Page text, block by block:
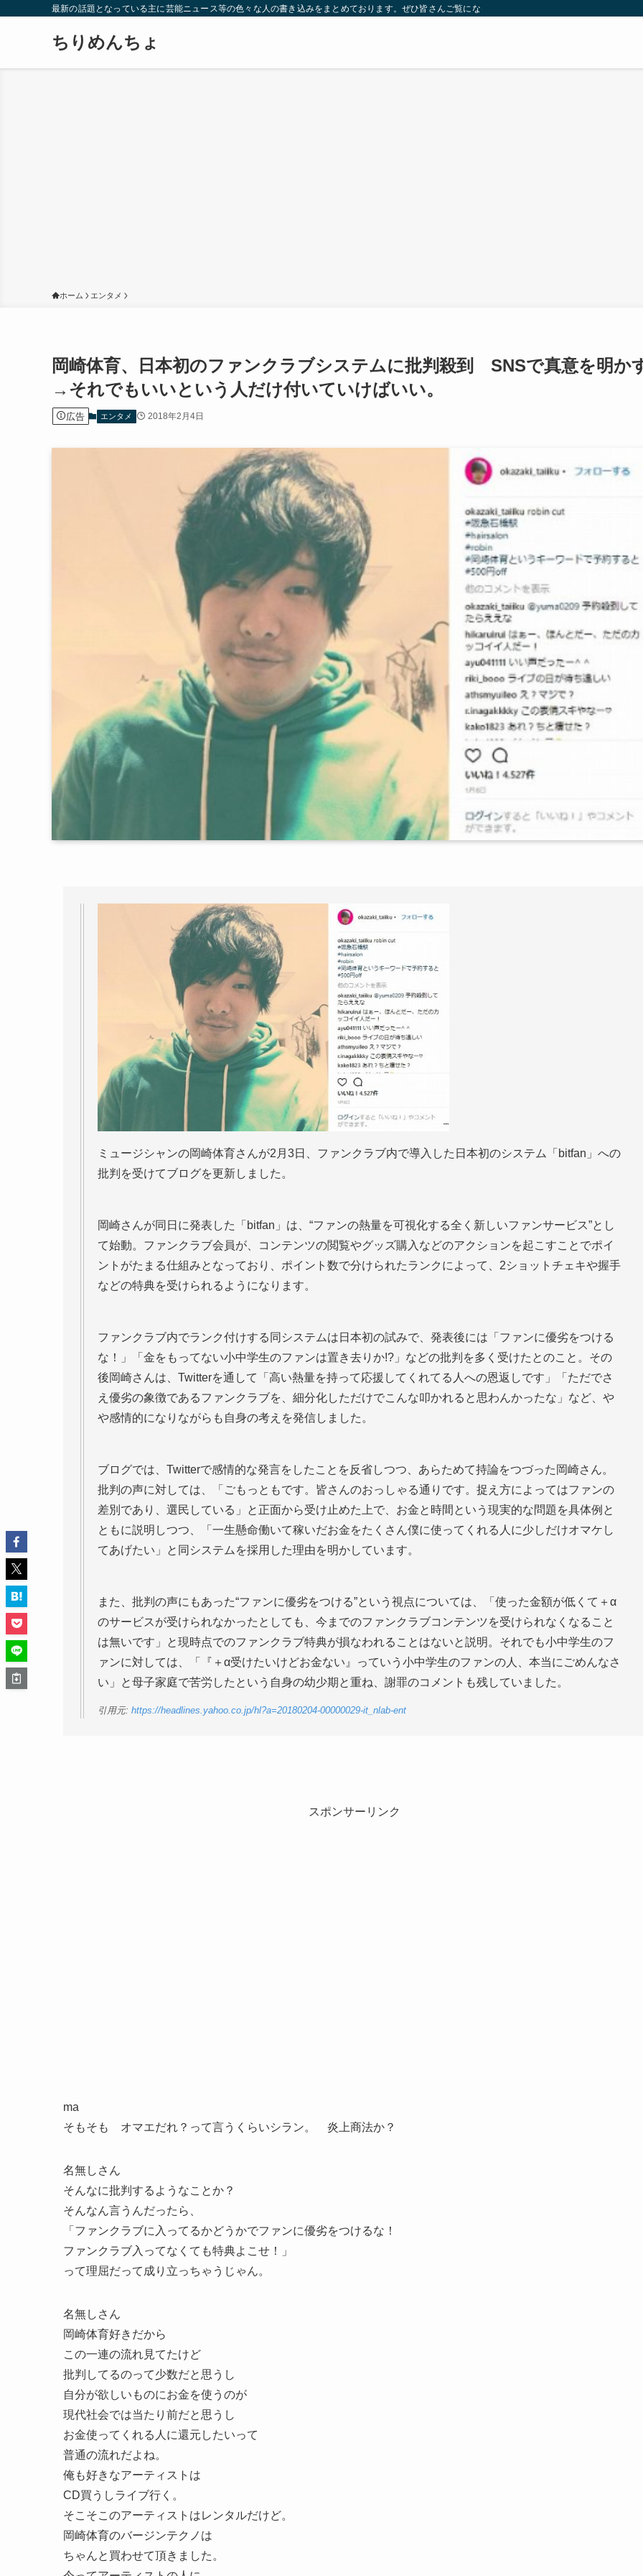
最新の話題となっている主に芸能ニュース等の色々な人の書き込みをまとめております。ぜひ皆さんご覧になっていってください。
ちりめんちょ
ホーム エンタメ
岡崎体育、日本初のファンクラブシステムに批判殺到 SNSで真意を明か
→それでもいいという人だけ付いていけばいい。
広告 エンタメ 2018年2月4日
ミュージシャンの岡崎体育さんが2月3日、ファンクラブ内で導入した日本初のシステム「bitfan」への
批判を受けてブログを更新しました。
岡崎さんが同日に発表した「bitfan」は、“ファンの熱量を可視化する全く新しいファンサービス”とし
て始動。ファンクラブ会員が、コンテンツの閲覧やグッズ購入などのアクションを起こすことでポイ
ントがたまる仕組みとなっており、ポイント数で分けられたランクによって、2ショットチェキや握手
などの特典を受けられるようになります。
ファンクラブ内でランク付けする同システムは日本初の試みで、発表後には「ファンに優劣をつける
な！」「金をもってない小中学生のファンは置き去りか!?」などの批判を多く受けたとのこと。その
後岡崎さんは、Twitterを通して「高い熱量を持って応援してくれてる人への恩返しです」「ただでさ
え優劣の象徴であるファンクラブを、細分化しただけでこんな叩かれると思わんかったな」など、や
や感情的になりながらも自身の考えを発信しました。
ブログでは、Twitterで感情的な発言をしたことを反省しつつ、あらためて持論をつづった岡崎さん。
批判の声に対しては、「ごもっともです。皆さんのおっしゃる通りです。捉え方によってはファンの
差別であり、選民している」と正面から受け止めた上で、お金と時間という現実的な問題を具体例と
ともに説明しつつ、「一生懸命働いて稼いだお金をたくさん僕に使ってくれる人に少しだけオマケし
てあげたい」と同システムを採用した理由を明かしています。
また、批判の声にもあった“ファンに優劣をつける”という視点については、「使った金額が低くて＋α
のサービスが受けられなかったとしても、今までのファンクラブコンテンツを受けられなくなること
は無いです」と現時点でのファンクラブ特典が損なわれることはないと説明。それでも小中学生のフ
ァンに対しては、「『＋α受けたいけどお金ない』っていう小中学生のファンの人、本当にごめんなさ
い」と母子家庭で苦労したという自身の幼少期と重ね、謝罪のコメントも残していました。
引用元: https://headlines.yahoo.co.jp/hl?a=20180204-00000029-it_nlab-ent
スポンサーリンク
ma
そもそも オマエだれ？って言うくらいシラン。 炎上商法か？
名無しさん
そんなに批判するようなことか？
そんなん言うんだったら、
「ファンクラブに入ってるかどうかでファンに優劣をつけるな！
ファンクラブ入ってなくても特典よこせ！」
って理屈だって成り立っちゃうじゃん。
名無しさん
岡崎体育好きだから
この一連の流れ見てたけど
批判してるのって少数だと思うし
自分が欲しいものにお金を使うのが
現代社会では当たり前だと思うし
お金使ってくれる人に還元したいって
普通の流れだよね。
俺も好きなアーティストは
CD買うしライブ行く。
そこそこのアーティストはレンタルだけど。
岡崎体育のバージンテクノは
ちゃんと買わせて頂きました。